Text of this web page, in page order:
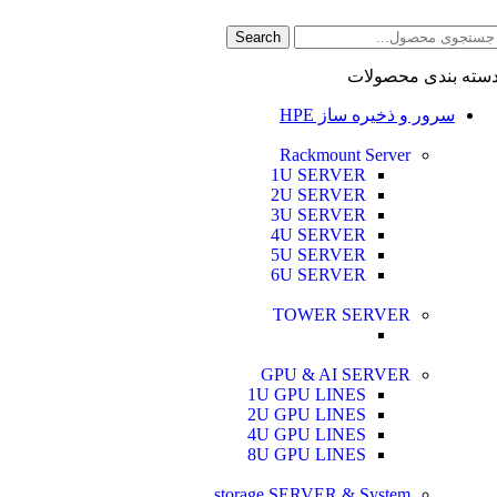
Search
بندی محصولات
سرور و ذخیره ساز HPE
Rackmount Server
1U SERVER
2U SERVER
3U SERVER
4U SERVER
5U SERVER
6U SERVER
TOWER SERVER
GPU & AI SERVER
1U GPU LINES
2U GPU LINES
4U GPU LINES
8U GPU LINES